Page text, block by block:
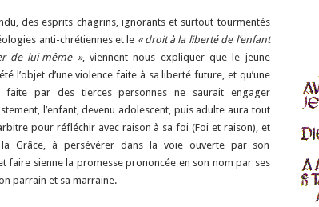
des esprits chagrins, ignorants et surtout tourmentés
anti-chrétiennes et le « droit à la liberté de l’enfant
de lui-même », viennent nous expliquer que le jeune
l’objet d’une violence faite à sa liberté future, et qu’une
faite par des tierces personnes ne saurait engager
l’enfant, devenu adolescent, puis adulte aura tout
pour réfléchir avec raison à sa foi (Foi et raison), et
la Grâce, à persévérer dans la voie ouverte par son
faire sienne la promesse prononcée en son nom par ses
parrain et sa marraine.